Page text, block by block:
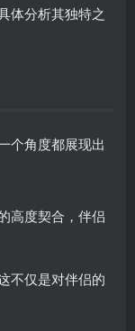
体分析其独特之
个角度都展现出
高度契合，伴侣
不仅是对伴侣的